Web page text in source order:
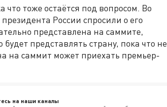
тоже остаётся под вопросом. Во
России спросили о его
представлена на саммите,
представлять страну, пока что не
на саммит может приехать премьер-
на наши каналы